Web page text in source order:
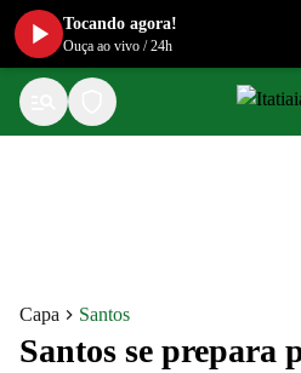
Capa Santos
Santos se prepara
Tocando agora!
Ouça ao vivo /24h